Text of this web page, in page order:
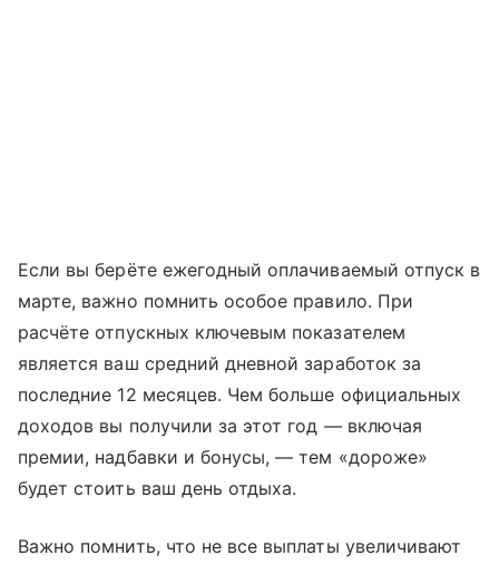
Если вы берёте ежегодный оплачиваемый отпуск в
марте, важно помнить особое правило. При
расчёте отпускных ключевым показателем
является ваш средний дневной заработок за
последние 12 месяцев. Чем больше официальных
доходов вы получили за этот год — включая
премии, надбавки и бонусы, — тем «дороже»
будет стоить ваш день отдыха.
Важно помнить, что не все выплаты увеличивают